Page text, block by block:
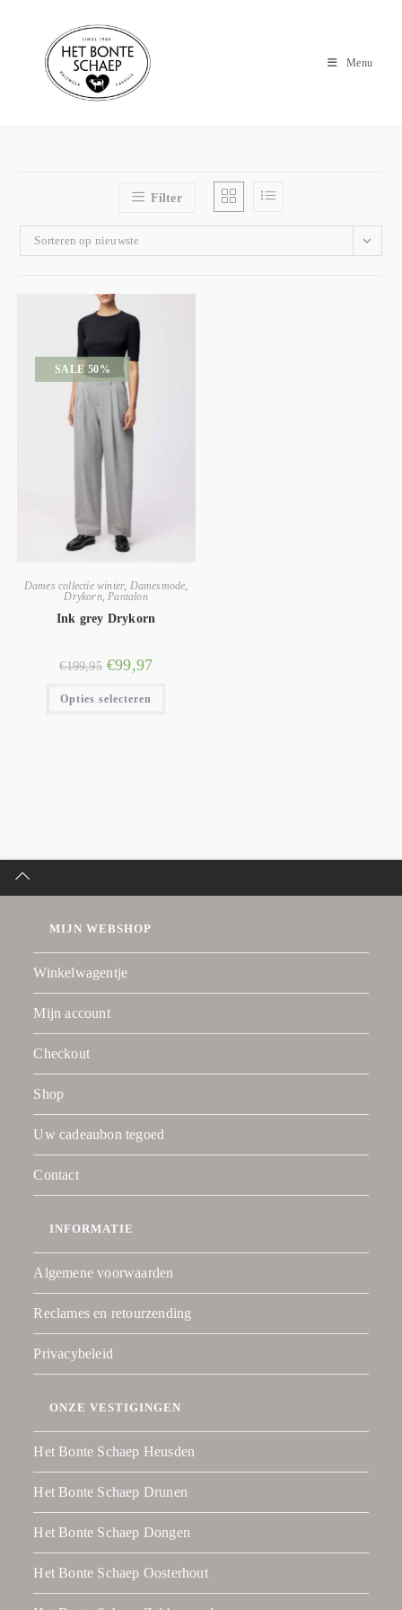
Menu
Filter
Sorteren op nieuwste
SALE 50%
Dames collectie winter, Damesmode
Drykorn, Pantalon
Ink grey Drykorn
€199,95 €99,97
Opties selecteren
MIJN WEBSHOP
Winkelwagentje
Mijn account
Checkout
Shop
Uw cadeaubon tegoed
Contact
INFORMATIE
Algemene voorwaarden
Reclames en retourzending
Privacybeleid
ONZE VESTIGINGEN
Het Bonte Schaep Heusden
Het Bonte Schaep Drunen
Het Bonte Schaep Dongen
Het Bonte Schaep Oosterhout